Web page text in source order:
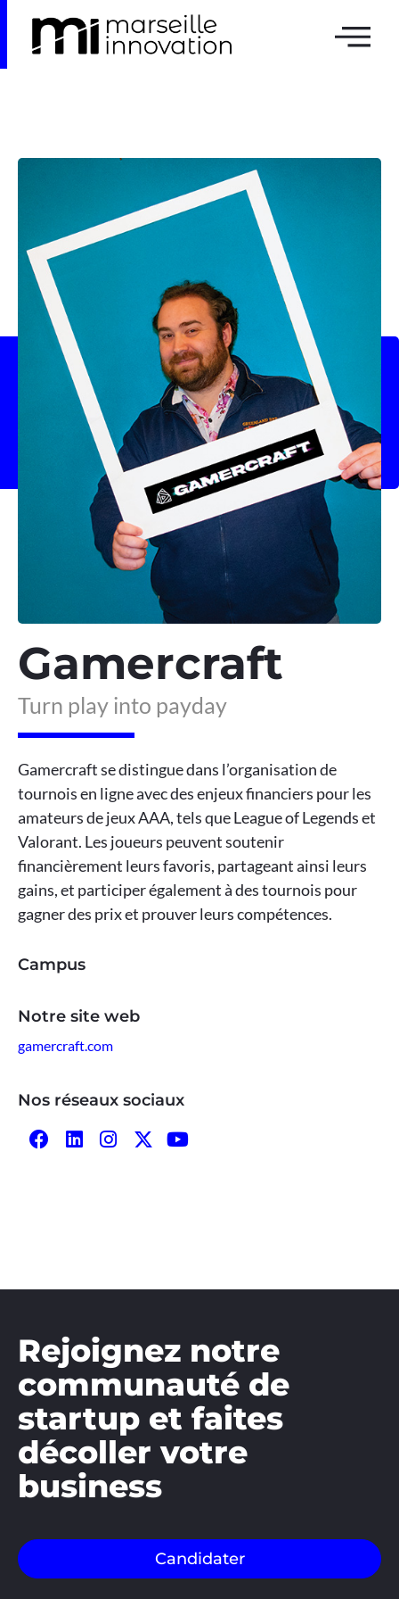
Gamercraft
Turn play into payday
Gamercraft se distingue dans l’organisation de
tournois en ligne avec des enjeux financiers pour les
amateurs de jeux AAA, tels que League of Legends et
Valorant. Les joueurs peuvent soutenir
financièrement leurs favoris, partageant ainsi leurs
gains, et participer également à des tournois pour
gagner des prix et prouver leurs compétences.
Campus
Notre site web
gamercraft.com
Nos réseaux sociaux
Rejoignez notre
communauté de
startup et faites
décoller votre
business
Candidater